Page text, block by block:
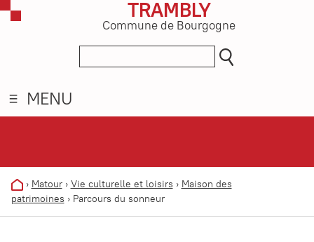
TRAMBLY
Commune de Bourgogne
MENU
› Matour› Vie culturelle et loisirs › Maison des
patrimoines › Parcours du sonneur